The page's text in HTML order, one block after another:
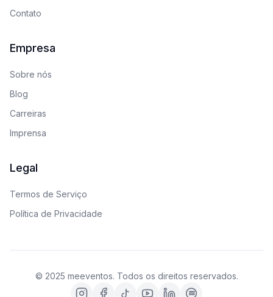
Contato
Empresa
Sobre nós
Blog
Carreiras
Imprensa
Legal
Termos de Serviço
Política de Privacidade
© 2025 meeventos. Todos os direitos reservados.